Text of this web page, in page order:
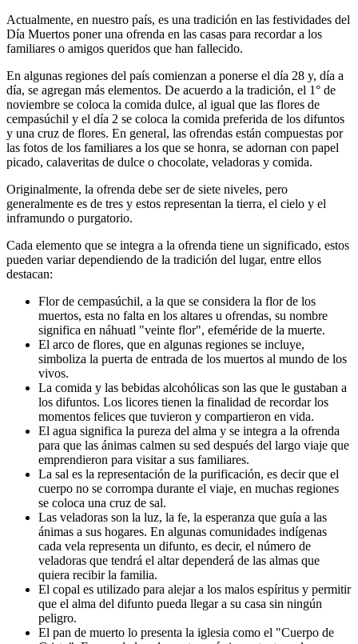
Actualmente, en nuestro país, es una tradición en las festividades del
Día Muertos poner una ofrenda en las casas para recordar a los
familiares o amigos queridos que han fallecido.
En algunas regiones del país comienzan a ponerse el día 28 y, día a
día, se agregan más elementos. De acuerdo a la tradición, el 1° de
noviembre se coloca la comida dulce, al igual que las flores de
cempasúchil y el día 2 se coloca la comida preferida de los difuntos
y una cruz de flores. En general, las ofrendas están compuestas por
las fotos de los familiares a los que se honra, se adornan con papel
picado, calaveritas de dulce o chocolate, veladoras y comida.
Originalmente, la ofrenda debe ser de siete niveles, pero
generalmente es de tres y estos representan la tierra, el cielo y el
inframundo o purgatorio.
Cada elemento que se integra a la ofrenda tiene un significado, estos
pueden variar dependiendo de la tradición del lugar, entre ellos
destacan:
Flor de cempasúchil, a la que se considera la flor de los
muertos, esta no falta en los altares u ofrendas, su nombre
significa en náhuatl "veinte flor", efeméride de la muerte.
El arco de flores, que en algunas regiones se incluye,
simboliza la puerta de entrada de los muertos al mundo de los
vivos.
La comida y las bebidas alcohólicas son las que le gustaban a
los difuntos. Los licores tienen la finalidad de recordar los
momentos felices que tuvieron y compartieron en vida.
El agua significa la pureza del alma y se integra a la ofrenda
para que las ánimas calmen su sed después del largo viaje que
emprendieron para visitar a sus familiares.
La sal es la representación de la purificación, es decir que el
cuerpo no se corrompa durante el viaje, en muchas regiones
se coloca una cruz de sal.
Las veladoras son la luz, la fe, la esperanza que guía a las
ánimas a sus hogares. En algunas comunidades indígenas
cada vela representa un difunto, es decir, el número de
veladoras que tendrá el altar dependerá de las almas que
quiera recibir la familia.
El copal es utilizado para alejar a los malos espíritus y permitir
que el alma del difunto pueda llegar a su casa sin ningún
peligro.
El pan de muerto lo presenta la iglesia como el "Cuerpo de